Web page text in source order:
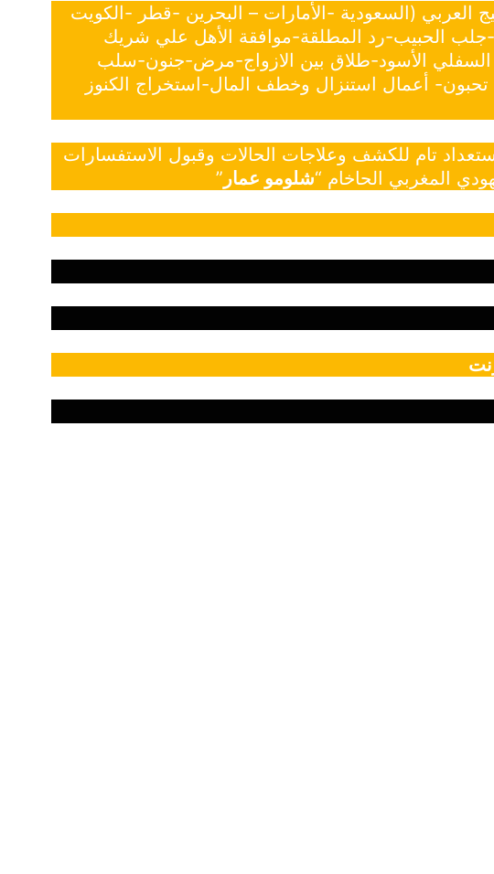
العربي (السعودية -الأمارات – البحرين -قطر -الكويت
جلب الحبيب-رد المطلقة-موافقة الأهل علي شريك
السفلي الأسود-طلاق بين الازواج-مرض-جنون-سلب
تحبون- أعمال استنزال وخطف المال-استخراج الكنوز
تام للكشف وعلاجات الحالات وقبول الاستفسارات
المغربي الحاخام “شلومو عمار ”